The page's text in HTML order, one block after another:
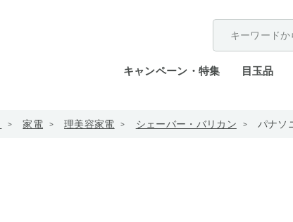
キャンペーン・特集 目玉品
家電 理美容家電 シェーバー・バリカン パナソ